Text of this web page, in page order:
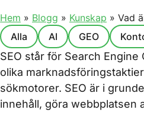
Hem » Blogg » Kunskap » Vad
Alla
AI GEO
SEO står för Search
olika
sökmotorer. SEO är i
innehåll, göra webbplatsen